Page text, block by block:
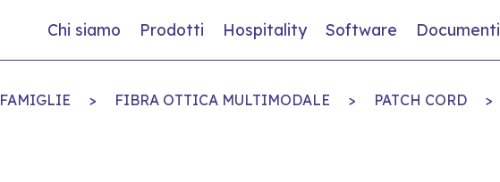
Chi siamo Prodotti Hospitality Software Documenti
FAMIGLIE > FIBRA OTTICA MULTIMODALE > PATCH CORD >